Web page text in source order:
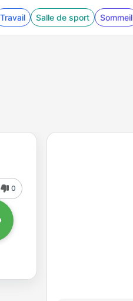
Travail Salle de sport Sommeil
0